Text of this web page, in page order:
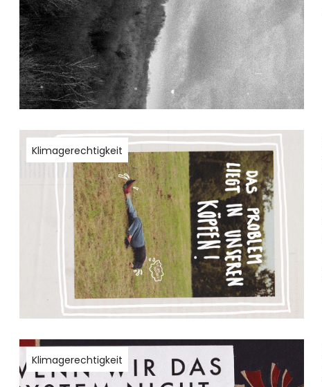
Klimagerechtigkeit
Klimagerechtigkeit